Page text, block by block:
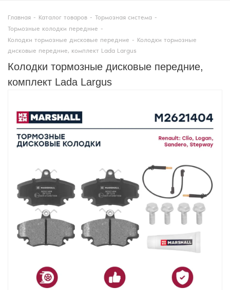
Главная - Каталог товаров - Тормозная система -
Тормозные колодки передние -
Колодки тормозные дисковые передние -
Колодки тормозные
дисковые передние, комплект Lada Largus
Колодки тормозные дисковые передние,
комплект Lada Largus